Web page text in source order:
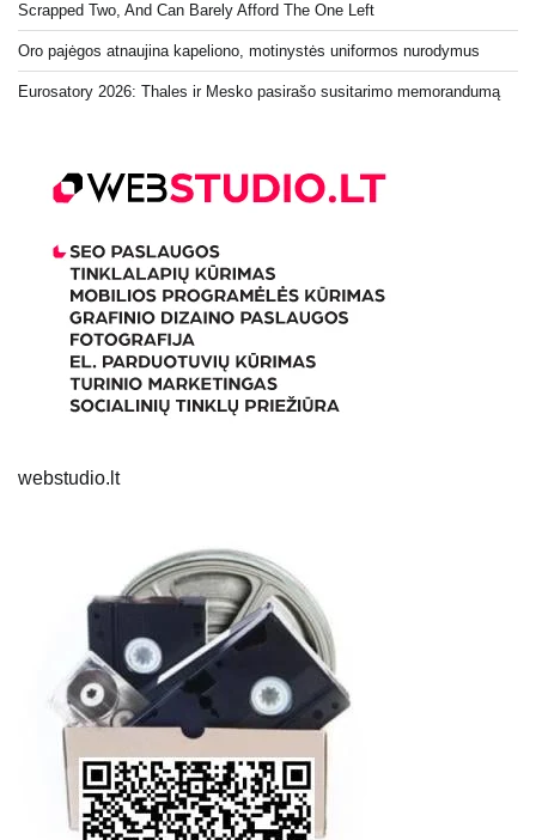
Scrapped Two, And Can Barely Afford The One Left
Oro pajėgos atnaujina kapeliono, motinystės uniformos nurodymus
Eurosatory 2026: Thales ir Mesko pasirašo susitarimo memorandumą
webstudio.lt